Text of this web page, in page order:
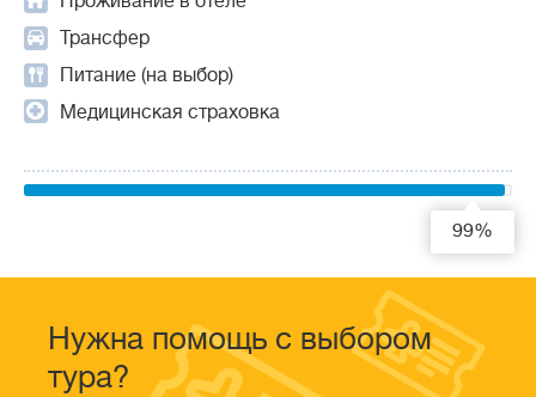
Трансфер
Питание (на выбор)
Медицинская страховка
99%
Нужна помощь с выбором
тура?